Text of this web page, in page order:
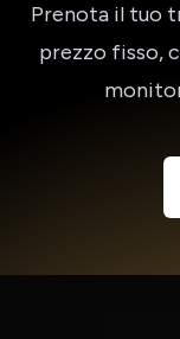
Prenota il tuo
prezzo fisso,